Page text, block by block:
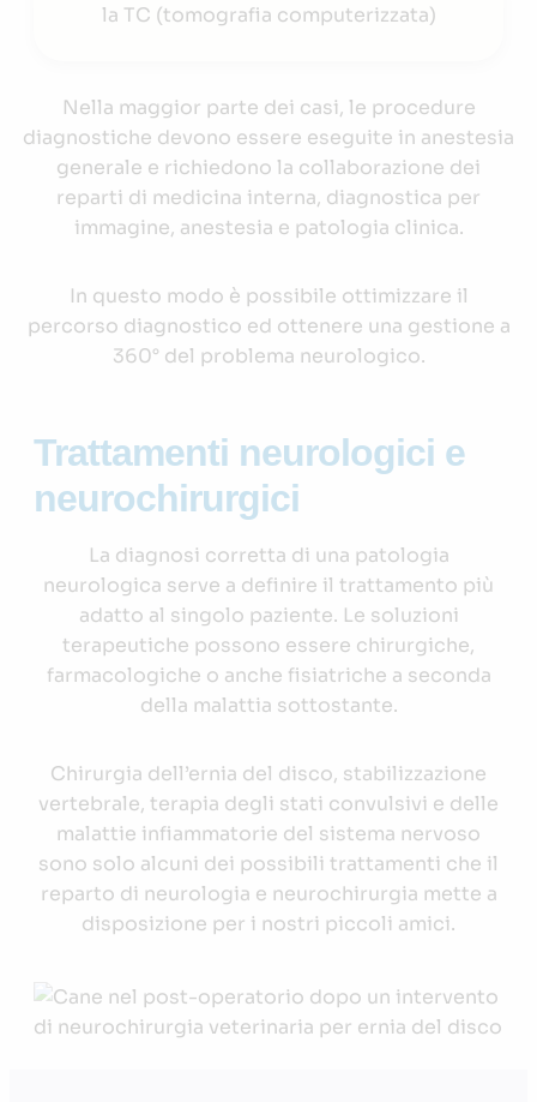
la TC (tomografia computerizzata)
Nella maggior parte dei casi, le procedure
diagnostiche devono essere eseguite in anestesia
generale e richiedono la collaborazione dei
reparti di medicina interna, diagnostica per
immagine, anestesia e patologia clinica.
In questo modo è possibile ottimizzare il
percorso diagnostico ed ottenere una gestione a
360° del problema neurologico.
Trattamenti neurologici e
neurochirurgici
La diagnosi corretta di una patologia
neurologica serve a definire il trattamento più
adatto al singolo paziente. Le soluzioni
terapeutiche possono essere chirurgiche,
farmacologiche o anche fisiatriche a seconda
della malattia sottostante.
Chirurgia dell’ernia del disco, stabilizzazione
vertebrale, terapia degli stati convulsivi e delle
malattie infiammatorie del sistema nervoso
sono solo alcuni dei possibili trattamenti che il
reparto di neurologia e neurochirurgia mette a
disposizione per i nostri piccoli amici.